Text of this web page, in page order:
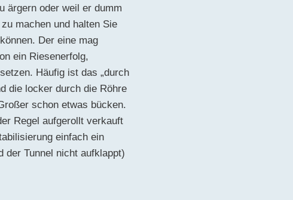
ärgern oder weil er dumm
machen und halten Sie
Der eine mag
ein Riesenerfolg,
Häufig ist das „durch
die locker durch die Röhre
schon etwas bücken.
Regel aufgerollt verkauft
einfach ein
der Tunnel nicht aufklappt)